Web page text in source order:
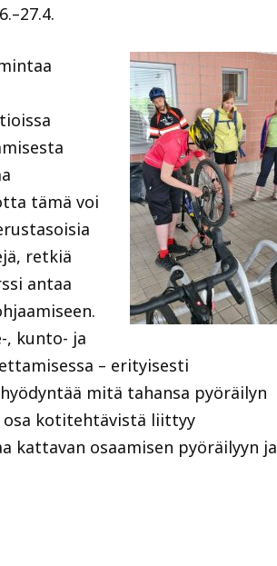
tämä voi
retkiä
antaa
, kunto- ja
– erityisesti
mitä tahansa pyöräilyn
osa kotitehtävistä liittyy
kattavan osaamisen pyöräilyyn ja